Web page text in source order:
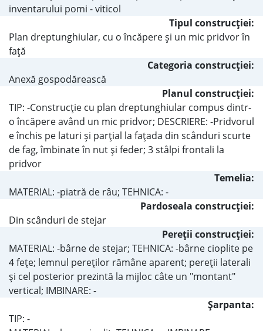
inventarului pomi - viticol
Tipul construcţiei:
Plan dreptunghiular, cu o încăpere şi un mic pridvor în
faţă
Categoria construcţiei:
Anexă gospodărească
Planul construcţiei:
TIP: -Construcţie cu plan dreptunghiular compus dintr-
o încăpere având un mic pridvor; DESCRIERE: -Pridvorul
e închis pe laturi şi parţial la faţada din scânduri scurte
de fag, îmbinate în nut şi feder; 3 stâlpi frontali la
pridvor
Temelia:
MATERIAL: -piatră de râu; TEHNICA: -
Pardoseala construcţiei:
Din scânduri de stejar
Pereţii construcţiei:
MATERIAL: -bârne de stejar; TEHNICA: -bârne cioplite pe
4 feţe; lemnul pereţilor rămâne aparent; pereţii laterali
şi cel posterior prezintă la mijloc câte un "montant"
vertical; IMBINARE: -
Şarpanta:
TIP: -